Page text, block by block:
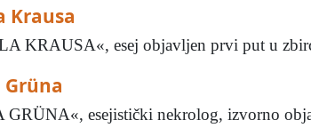
Krausa
KRAUSA«, esej objavljen prvi put u
Grüna
GRÜNA«, esejistički nekrolog, izvorno